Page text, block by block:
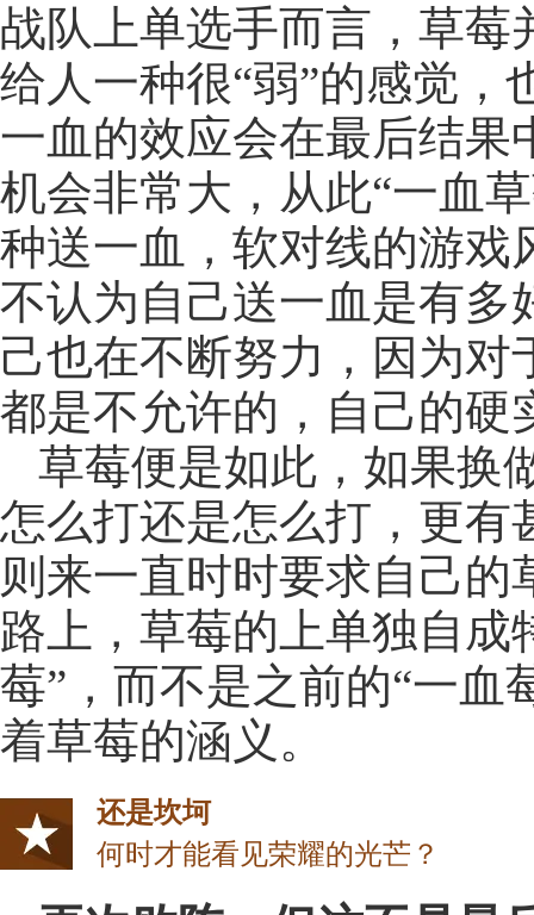
战队上单选手而言，草莓
给人一种很“弱”的感觉，
一血的效应会在最后结果
机会非常大，从此“一血
种送一血，软对线的游戏
不认为自己送一血是有多
己也在不断努力，因为
都是不允许的，自己的硬
草莓便是如此，如果换
怎么打还是怎么打，更有
则来一直时时要求自己
路上，草莓的上单独自成
莓”，而不是之前的“一血
着草莓的涵义。
还是坎坷
何时才能看见荣耀的光芒？